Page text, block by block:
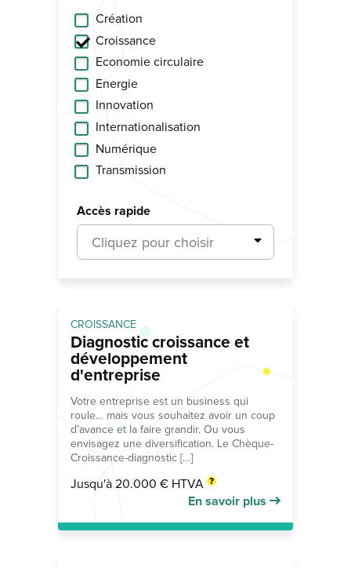
Création
Croissance
Economie circulaire
Energie
Innovation
Internationalisation
Numérique
Transmission
Accès rapide
Cliquez pour choisir
CROISSANCE
Diagnostic croissance et
développement
d'entreprise
Votre entreprise est un business qui
roule… mais vous souhaitez avoir un coup
d’avance et la faire grandir. Ou vous
envisagez une diversification. Le Chèque-
Croissance-diagnostic […]
Jusqu'à 20.000 € HTVA
En savoir plus